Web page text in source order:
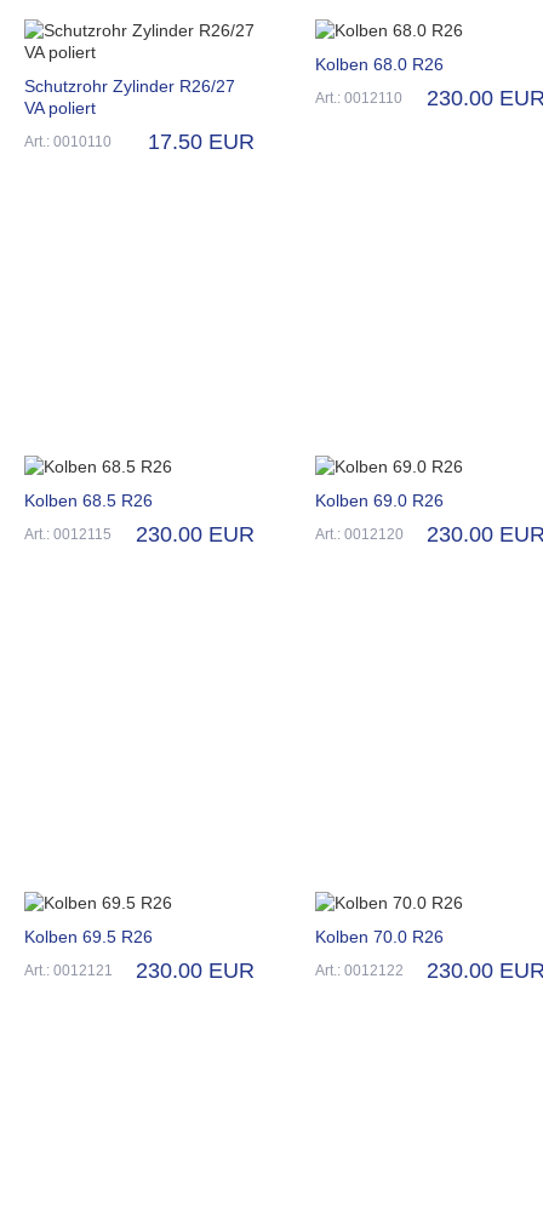
Schutzrohr Zylinder R26/27
VA poliert
Art.: 0010110 17.50 EUR
Kolben 68.0 R26
Art.: 0012110 230.00
Kolben 68.5 R26
Art.: 0012115 230.00 EUR
Kolben 69.0 R26
Art.: 0012120 230.00
Kolben 69.5 R26
Art.: 0012121 230.00 EUR
Kolben 70.0 R26
Art.: 0012122 230.00